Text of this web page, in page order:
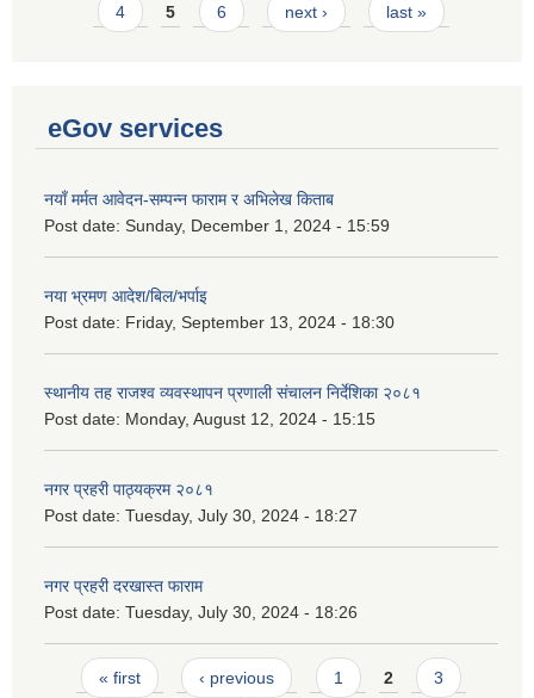
4 5 6 next › last »
eGov services
नयाँ मर्मत आवेदन-सम्पन्न फाराम र अभिलेख किताब
Post date: Sunday, December 1, 2024 - 15:59
नया भ्रमण आदेश/बिल/भर्पाइ
Post date: Friday, September 13, 2024 - 18:30
स्थानीय तह राजश्व व्यवस्थापन प्रणाली संचालन निर्देशिका २०८१
Post date: Monday, August 12, 2024 - 15:15
नगर प्रहरी पाठ्यक्रम २०८१
Post date: Tuesday, July 30, 2024 - 18:27
नगर प्रहरी दरखास्त फाराम
Post date: Tuesday, July 30, 2024 - 18:26
Pages
« first ‹ previous 1 2 3